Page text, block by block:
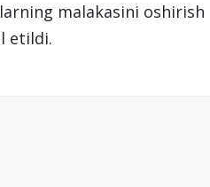
malakasini oshirish
etildi.